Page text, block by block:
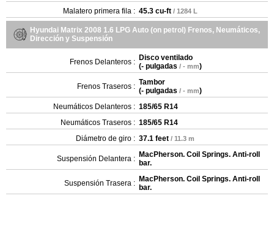
Malatero primera fila : 45.3 cu-ft / 1284 L
Hyundai Matrix 2008 1.6 LPG Auto (on petrol) Frenos, Neumáticos,
Dirección y Suspensión
Frenos Delanteros : Disco ventilado
(- pulgadas / - mm)
Frenos Traseros : Tambor
(- pulgadas / - mm)
Neumáticos Delanteros : 185/65 R14
Neumáticos Traseros : 185/65 R14
Diámetro de giro : 37.1 feet / 11.3 m
Suspensión Delantera : MacPherson. Coil Springs. Anti-roll
bar.
Suspensión Trasera : MacPherson. Coil Springs. Anti-roll
bar.